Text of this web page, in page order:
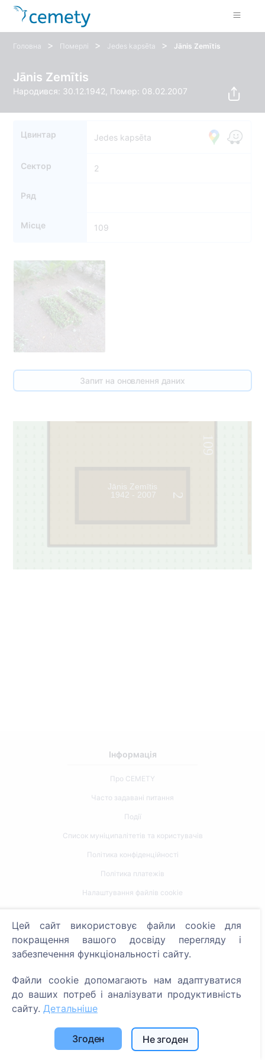
Головна > Померлі > Jedes kapsēta > Jānis Zemītis
Jānis Zemītis
Народився: 30.12.1942, Помер: 08.02.2007
Цвинтар Jedes kapsēta
Сектор 2
Ряд
Місце 109
Запит на оновлення даних
109
2
Jānis Zemītis
1942 - 2007
Інформація
Про CEMETY
Часто задавані питання
Події
Список муніципалітетів та користувачів
Політика конфіденційності
Політика платежів
Налаштування файлів cookie
Пошук померлих
Пошук кладовищ
Послуги
SIA "CEMETY", LV40103618951
Цей сайт використовує файли cookie для
покращення вашого досвіду перегляду і
забезпечення функціональності сайту.
Файли cookie допомагають нам адаптуватися
до ваших потреб і аналізувати продуктивність
сайту. Детальніше
Згоден Не згоден